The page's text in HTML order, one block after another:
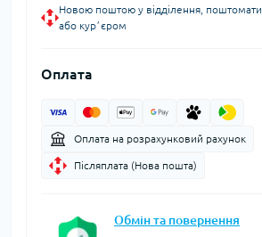
Новою поштою у відділення, поштомати
або курʼєром
Оплата
Оплата на розрахунковий рахунок
Післяплата (Нова пошта)
Обмін та повернення